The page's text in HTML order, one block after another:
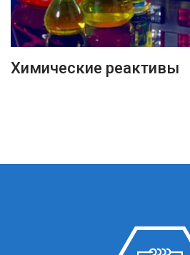
ПОДРОБНЕЕ
Химические реактивы